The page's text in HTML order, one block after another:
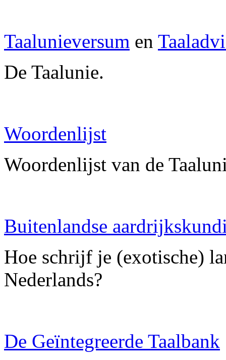
Taalunieversum en
De Taalunie.
Woordenlijst
Woordenlijst van de
Buitenlandse
Hoe schrijf je (exotische)
Nederlands?
De Geïntegreerde Taalbank